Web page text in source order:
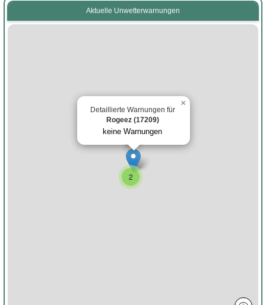
Aktuelle Unwetterwarnungen
2
Detaillierte Warnungen für
Rogeez (17209)
keine Warnungen
×